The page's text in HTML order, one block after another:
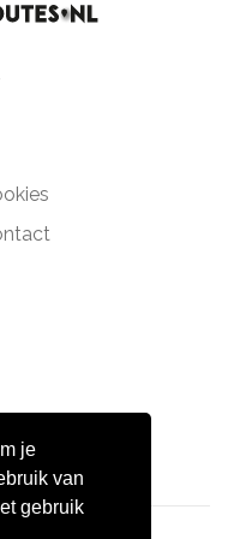
je
van
gebruik